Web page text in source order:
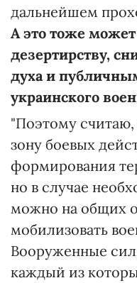
дальнейшем
А это тоже
дезертирству,
духа и
украинского
"Поэтому считаю,
зону боевых
формирования
но в случае
можно на общих
мобилизовать
Вооруженные
каждый из